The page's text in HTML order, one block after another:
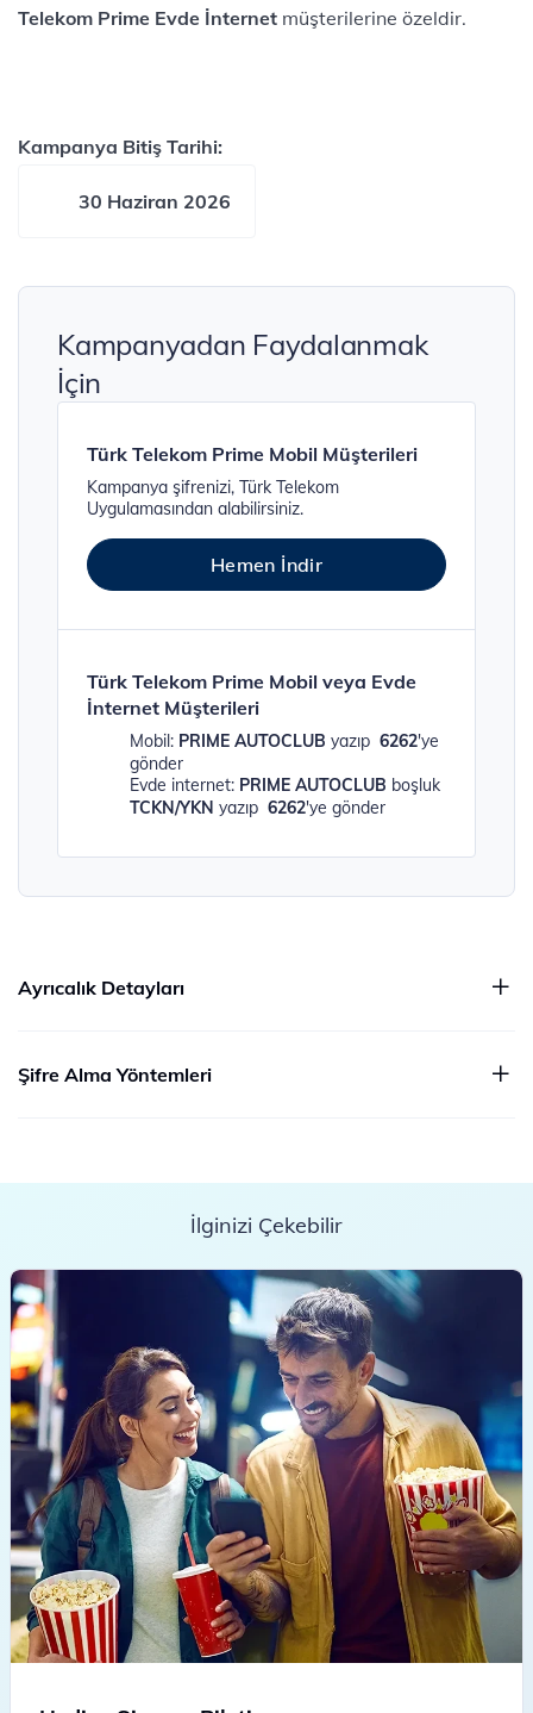
Telekom Prime Evde İnternet müşterilerine özeldir.
Kampanya Bitiş Tarihi:
30 Haziran 2026
Kampanyadan Faydalanmak
İçin
Türk Telekom Prime Mobil Müşterileri
Kampanya şifrenizi, Türk Telekom
Uygulamasından alabilirsiniz.
Hemen İndir
Türk Telekom Prime Mobil veya Evde
İnternet Müşterileri
Mobil: PRIME AUTOCLUB yazıp 6262'ye
gönder
Evde internet: PRIME AUTOCLUB boşluk
TCKN/YKN yazıp 6262'ye gönder
Ayrıcalık Detayları
Şifre Alma Yöntemleri
İlginizi Çekebilir